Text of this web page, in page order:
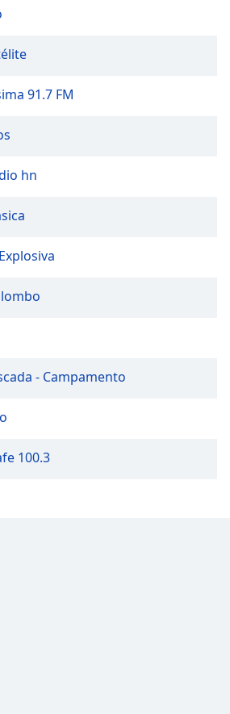
91.7 FM
hn
- Campamento
100.3